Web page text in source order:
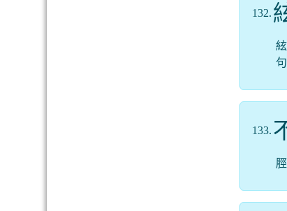
132.
133.